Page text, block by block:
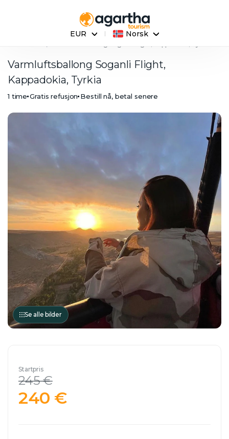
EUR Norsk
Varmluftsballong Soganli Flight,
Kappadokia, Tyrkia
1 time Gratis refusjon Bestill nå, betal senere
Se alle bilder
Startpris
245 €
240 €